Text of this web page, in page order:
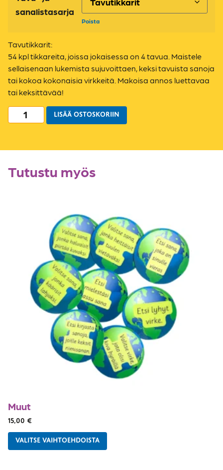
sanalistasarja
Poista
Tavutikkarit:
54 kpl tikkareita, joissa jokaisessa on 4 tavua. Maistele
sellaisenaan lukemista sujuvoittaen, keksi tavuista sanoja
tai kokoa kokonaisia virkkeitä. Makoisa annos luettavaa
tai keksittävää!
LISÄÄ OSTOSKORIIN
Tutustu myös
Muut
15,00 €
VALITSE VAIHTOEHDOISTA